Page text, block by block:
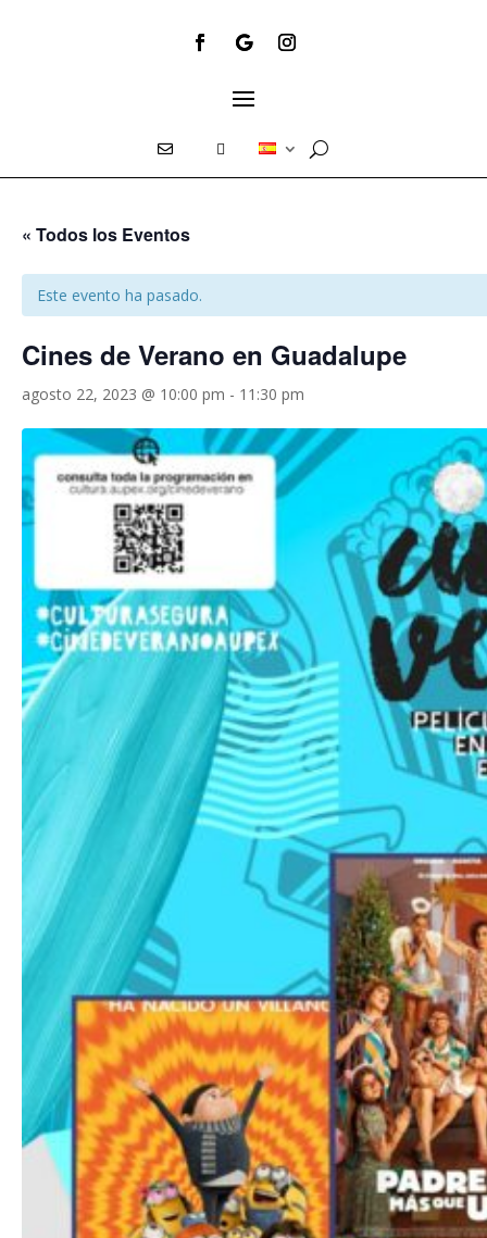
« Todos los Eventos
Este evento ha pasado.
Cines de Verano en Guadalupe
agosto 22, 2023 @ 10:00 pm - 11:30 pm